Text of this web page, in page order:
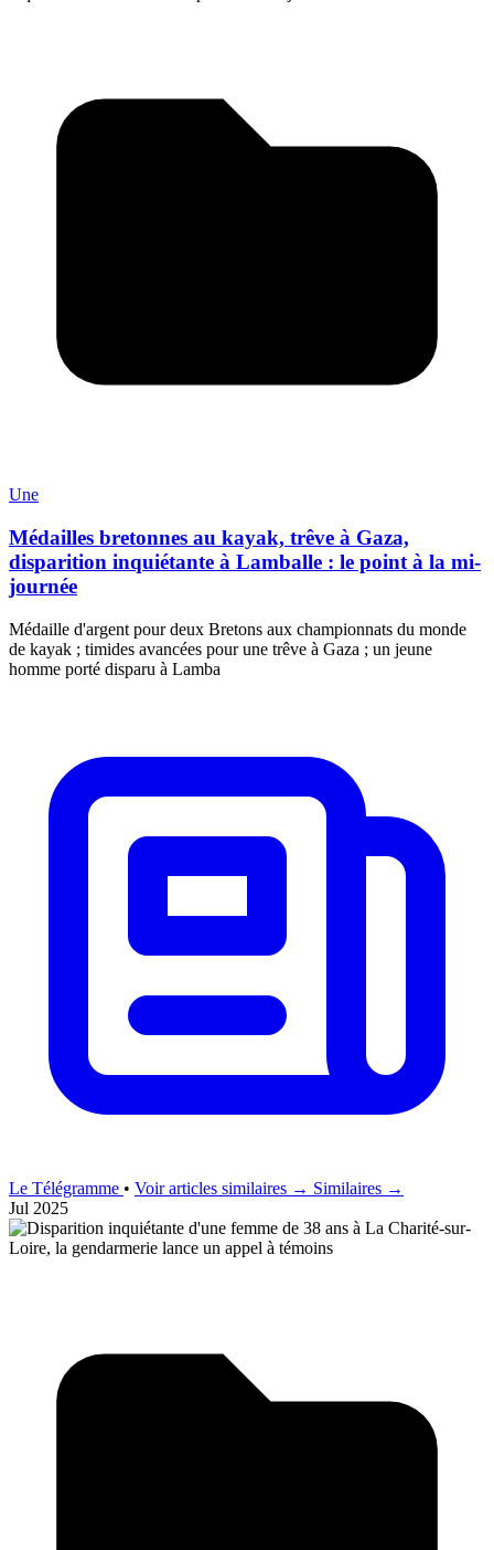
Une
Médailles bretonnes au kayak, trêve à Gaza,
disparition inquiétante à Lamballe : le point à la mi-
journée
Médaille d'argent pour deux Bretons aux championnats du monde
de kayak ; timides avancées pour une trêve à Gaza ; un jeune
homme porté disparu à Lamba
Le Télégramme • Voir articles similaires → Similaires →
Jul 2025